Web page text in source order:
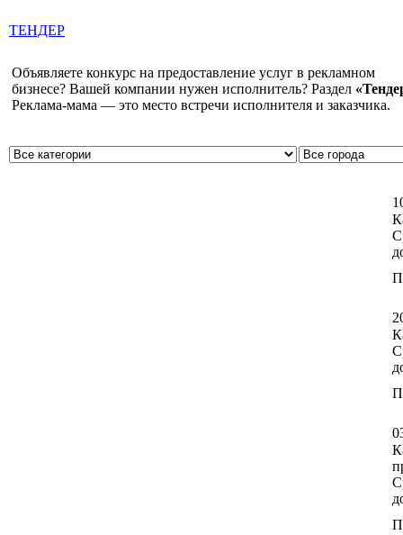
ТЕНДЕР
Объявляете конкурс на предоставление услуг в рекламном
бизнесе? Вашей компании нужен исполнитель? Раздел
Реклама-мама — это место встречи исполнителя и заказчика.